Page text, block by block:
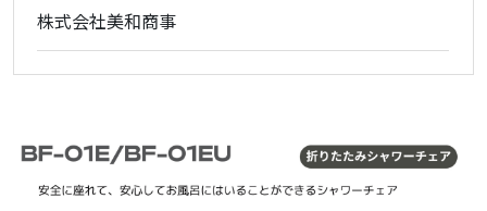
株式会社美和商事